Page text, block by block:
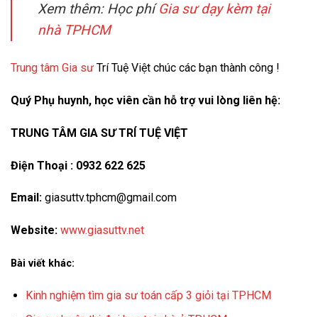
Xem thêm: Học phíGia sư dạy kèm tại
nhà TPHCM
Trung tâm Gia sư Trí Tuệ Việt chúc các bạn thành công !
Quý Phụ huynh, học viên cần hỗ trợ vui lòng liên hệ:
TRUNG TÂM GIA SƯ TRÍ TUỆ VIỆT
Điện Thoại : 0932 622 625
Email: giasuttv.tphcm@gmail.com
Website: www.giasuttv.net
Bài viết khác:
Kinh nghiệm tìm gia sư toán cấp 3 giỏi tại TPHCM